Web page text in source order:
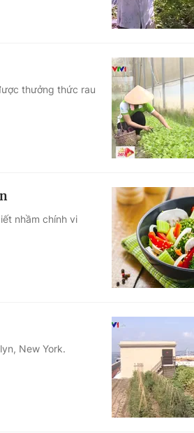
Tư vấn
thưởng thức rau
nhầm chính vi
New York.